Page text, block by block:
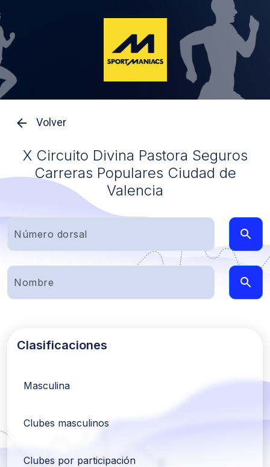
Volver
X Circuito Divina Pastora Seguros
Carreras Populares Ciudad de
Valencia
Clasificaciones
Masculina
Clubes masculinos
Clubes por participación